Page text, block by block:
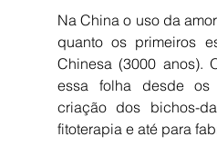
Na China o uso da
quanto os primeiros
Chinesa (3000 anos).
essa folha desde
criação dos bichos-
fitoterapia e até para